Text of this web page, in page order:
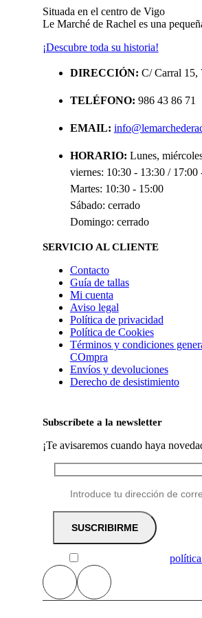
Situada en el centro de Vigo
Le Marché de Rachel es una
¡Descubre toda su historia!
DIRECCIÓN: C/ Carral 15,
TELÉFONO: 986 43 86 71
EMAIL:
HORARIO: Lunes,
viernes: 10:30 - 13:30 / 17:00
Martes: 10:30 - 15:00
Sábado: cerrado
Domingo: cerrado
SERVICIO AL CLIENTE
Contacto
Guía de tallas
Mi cuenta
Aviso legal
Política de privacidad
Política de Cookies
Términos y condiciones
COmpra
Envíos y devoluciones
Derecho de desistimiento
Subscríbete a la newsletter
¡Te avisaremos cuando haya